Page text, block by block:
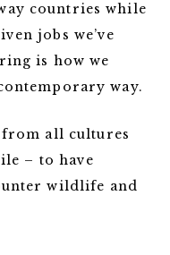
countries while
jobs we’ve
is how we
way.
from all cultures
– to have
wildlife and